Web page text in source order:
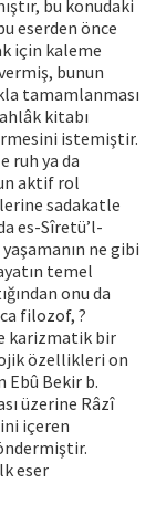
bu konudaki
eserden önce
için kaleme
bunun
tamamlanması
kitabı
istemiştir.
ruh ya da
aktif rol
sadakatle
es-Sîretü’l-
ne gibi
temel
onu da
filozof, ?
karizmatik bir
özellikleri on
Ebû Bekir b.
üzerine Râzî
içeren
eser